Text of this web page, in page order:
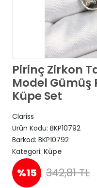
Pirinç Zirkon
Model Gümüş
Küpe Set
Clariss
Ürün Kodu: BKP10792
Barkod: BKP10792
Kategori: Küpe
%15 342,81 TL